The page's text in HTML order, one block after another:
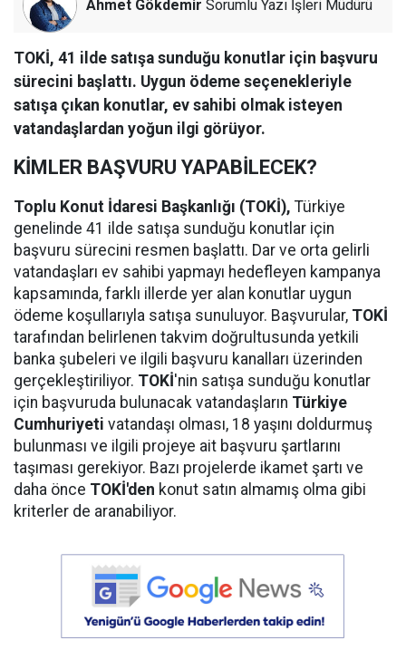
Ahmet Gökdemir Sorumlu Yazı İşleri Müdürü
TOKİ, 41 ilde satışa sunduğu konutlar için başvuru
sürecini başlattı. Uygun ödeme seçenekleriyle
satışa çıkan konutlar, ev sahibi olmak isteyen
vatandaşlardan yoğun ilgi görüyor.
KİMLER BAŞVURU YAPABİLECEK?
Toplu Konut İdaresi Başkanlığı (TOKİ), Türkiye
genelinde 41 ilde satışa sunduğu konutlar için
başvuru sürecini resmen başlattı. Dar ve orta gelirli
vatandaşları ev sahibi yapmayı hedefleyen kampanya
kapsamında, farklı illerde yer alan konutlar uygun
ödeme koşullarıyla satışa sunuluyor. Başvurular, TOKİ
tarafından belirlenen takvim doğrultusunda yetkili
banka şubeleri ve ilgili başvuru kanalları üzerinden
gerçekleştiriliyor. TOKİ'nin satışa sunduğu konutlar
için başvuruda bulunacak vatandaşların Türkiye
Cumhuriyeti vatandaşı olması, 18 yaşını doldurmuş
bulunması ve ilgili projeye ait başvuru şartlarını
taşıması gerekiyor. Bazı projelerde ikamet şartı ve
daha önce TOKİ'den konut satın almamış olma gibi
kriterler de aranabiliyor.